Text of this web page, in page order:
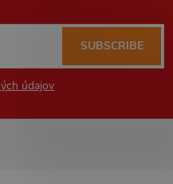
údajov
SUBSCRIBE